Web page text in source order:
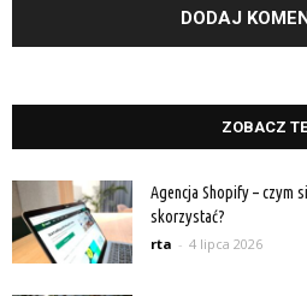
ZOBACZ
Agencja Shopify – czym
skorzystać?
rta - 4 lipca 2026